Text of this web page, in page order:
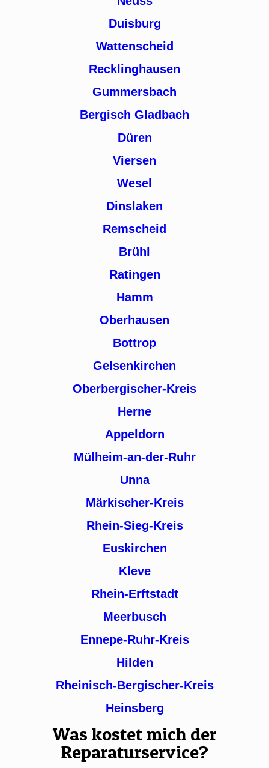
Duisburg
Wattenscheid
Recklinghausen
Gummersbach
Bergisch Gladbach
Düren
Viersen
Wesel
Dinslaken
Remscheid
Brühl
Ratingen
Hamm
Oberhausen
Bottrop
Gelsenkirchen
Oberbergischer-Kreis
Herne
Appeldorn
Mülheim-an-der-Ruhr
Unna
Märkischer-Kreis
Rhein-Sieg-Kreis
Euskirchen
Kleve
Rhein-Erftstadt
Meerbusch
Ennepe-Ruhr-Kreis
Hilden
Rheinisch-Bergischer-Kreis
Heinsberg
Was kostet mich der
Reparaturservice?